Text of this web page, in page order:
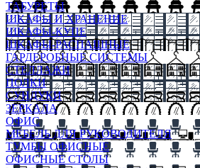
ТАБУРЕТЫ
ШКАФЫ И ХРАНЕНИЕ
ШКАФЫ-КУПЕ
ШКАФЫ-РАСПАШНЫЕ
ГАРДЕРОБНЫЕ СИСТЕМЫ
СТЕЛЛАЖИ
ПОЛКИ
СУНДУКИ
ЗЕРКАЛА
ОФИС
МЕБЕЛЬ ДЛЯ РУКОВОДИТЕЛЯ
ТУМБЫ ОФИСНЫЕ
ОФИСНЫЕ СТОЛЫ